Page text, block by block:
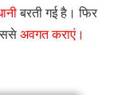
बरती गई है। फिर
अवगत कराएं।